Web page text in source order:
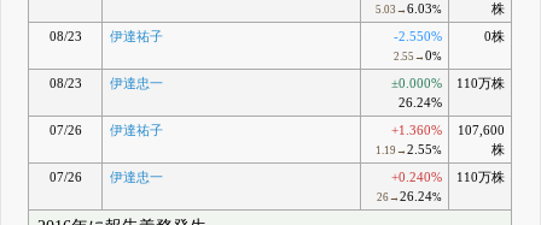
5.03→ 6.03%
株
08/23
伊達祐子 -2.550%
2.55→ 0%
0株
08/23 伊達忠一
±0.000%
26.24%
110万株
07/26 伊達祐子 +1.360%
1.19→ 2.55%
107,600
株
07/26
伊達忠一 +0.240%
26→ 26.24%
110万株